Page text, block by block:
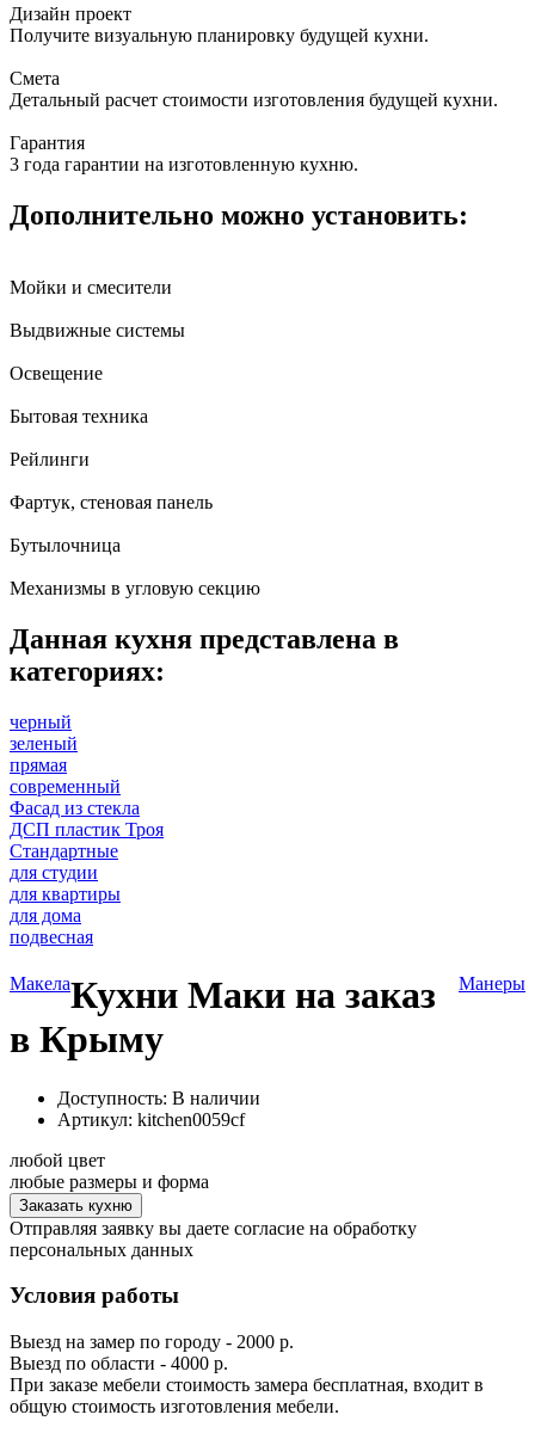
Дизайн проект
Получите визуальную планировку будущей кухни.
Смета
Детальный расчет стоимости изготовления будущей кухни.
Гарантия
3 года гарантии на изготовленную кухню.
Дополнительно можно установить:
Мойки и смесители
Выдвижные системы
Освещение
Бытовая техника
Рейлинги
Фартук, стеновая панель
Бутылочница
Механизмы в угловую секцию
Данная кухня представлена в
категориях:
черный
зеленый
прямая
современный
Фасад из стекла
ДСП пластик Троя
Стандартные
для студии
для квартиры
для дома
подвесная
Макела Манеры
Кухни Маки на заказ
в Крыму
Доступность: В наличии
Артикул: kitchen0059cf
любой цвет
любые размеры и форма
Заказать кухню
Отправляя заявку вы даете согласие на обработку
персональных данных
Условия работы
Выезд на замер по городу - 2000 р.
Выезд по области - 4000 р.
При заказе мебели стоимость замера бесплатная, входит в
общую стоимость изготовления мебели.